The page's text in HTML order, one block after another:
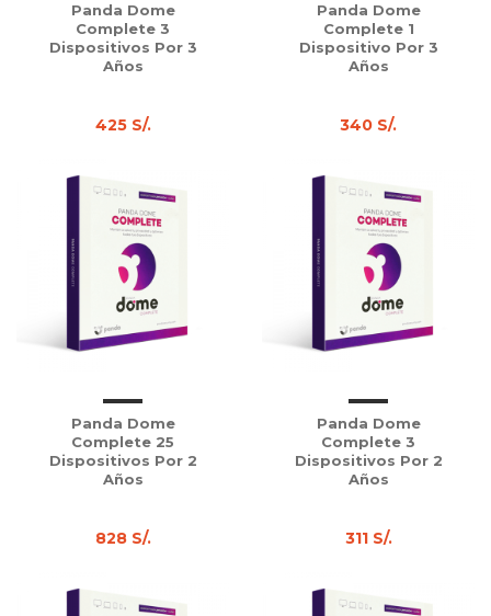
Panda Dome
Complete 3
Dispositivos Por 3
Años
425 S/.
Panda Dome
Complete 1
Dispositivo Por 3
Años
340 S/.
Panda Dome
Complete 25
Dispositivos Por 2
Años
828 S/.
Panda Dome
Complete 3
Dispositivos Por 2
Años
311 S/.